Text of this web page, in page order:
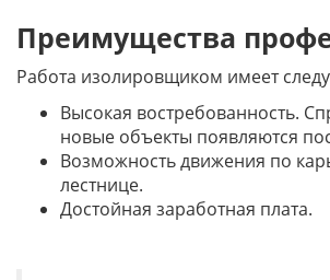
Преимущества
Работа изолировщиком имеет
Высокая востребованность.
новые объекты появляются
Возможность движения по
лестнице.
Достойная заработная плата.